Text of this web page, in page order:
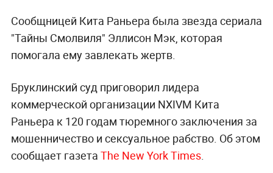
Сообщницей Кита Раньера была звезда сериала
"Тайны Смолвиля" Эллисон Мэк, которая
помогала ему завлекать жертв.
Бруклинский суд приговорил лидера
коммерческой организации NXIVM Кита
Раньера к 120 годам тюремного заключения за
мошенничество и сексуальное рабство. Об этом
сообщает газета The New York Times.